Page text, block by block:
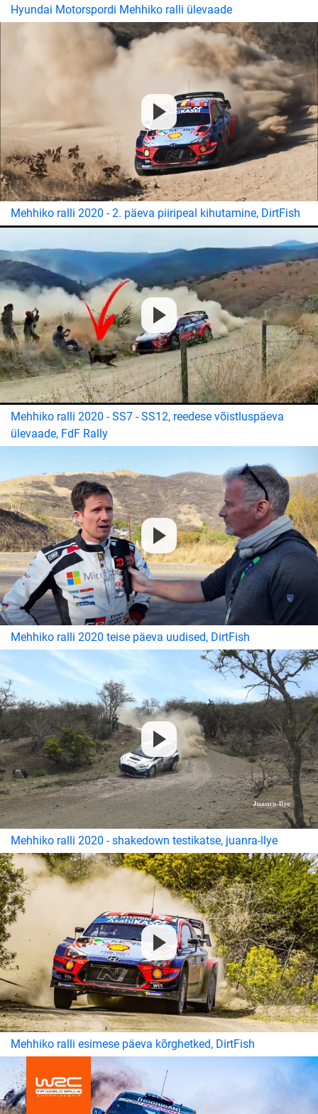
Hyundai Motorspordi Mehhiko ralli ülevaade
Mehhiko ralli 2020 - 2. päeva piiripeal kihutamine, DirtFish
Mehhiko ralli 2020 - SS7 - SS12, reedese võistluspäeva
ülevaade, FdF Rally
Mehhiko ralli 2020 teise päeva uudised, DirtFish
Mehhiko ralli 2020 - shakedown testikatse, juanra-llye
Mehhiko ralli esimese päeva kõrghetked, DirtFish